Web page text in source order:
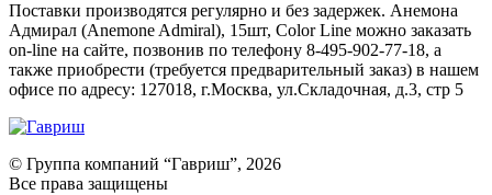
Поставки производятся регулярно и без задержек. Анемона
Адмирал (Anemone Admiral), 15шт, Color Line можно заказать
on-line на сайте, позвонив по телефону 8-495-902-77-18, а
также приобрести (требуется предварительный заказ) в нашем
офисе по адресу: 127018, г.Москва, ул.Складочная, д.3, стр 5
© Группа компаний “Гавриш”, 2026
Все права защищены